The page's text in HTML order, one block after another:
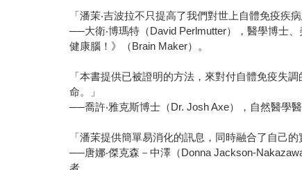
「潘茉‧吉波拉不只提高了我們對世上自體免疫
──大衛‧博瑪特（David Perlmutter），醫學博士
健康腦！》（Brain Maker）。
「本書提供已被證明的方法，來對付自體免疫失
命。」
──喬許‧雅克斯博士（Dr. Josh Axe），自然醫學
「潘茉提供簡單易消化的訊息，同時融合了自己
──唐娜‧傑克森－中澤（Donna Jackson-
者。